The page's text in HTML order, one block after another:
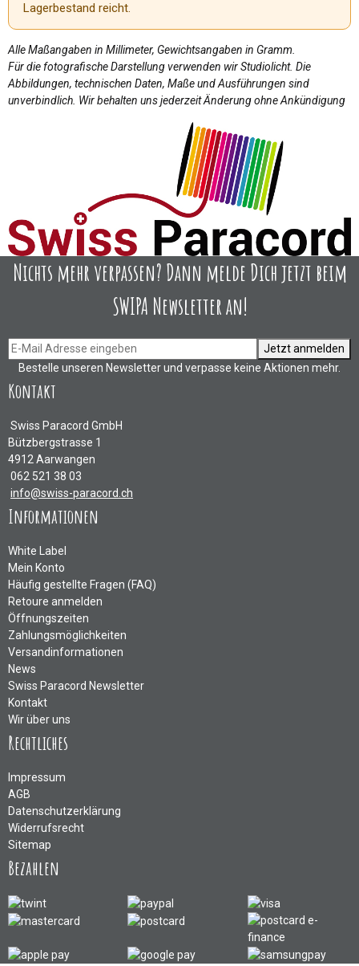
Lagerbestand reicht.
Alle Maßangaben in Millimeter, Gewichtsangaben in Gramm.
Für die fotografische Darstellung verwenden wir Studiolicht. Die
Abbildungen, technischen Daten, Maße und Ausführungen sind
unverbindlich. Wir behalten uns jederzeit Änderung ohne Ankündigung
Nichts mehr verpassen? Dann melde Dich jetzt beim
SWIPA Newsletter an!
Jetzt anmelden
Bestelle unseren Newsletter und verpasse keine Aktionen mehr.
Kontakt
Swiss Paracord GmbH
Bützbergstrasse 1
4912 Aarwangen
062 521 38 03
info@swiss-paracord.ch
Informationen
White Label
Mein Konto
Häufig gestellte Fragen (FAQ)
Retoure anmelden
Öffnungszeiten
Zahlungsmöglichkeiten
Versandinformationen
News
Swiss Paracord Newsletter
Kontakt
Wir über uns
Rechtliches
Impressum
AGB
Datenschutzerklärung
Widerrufsrecht
Sitemap
Bezahlen